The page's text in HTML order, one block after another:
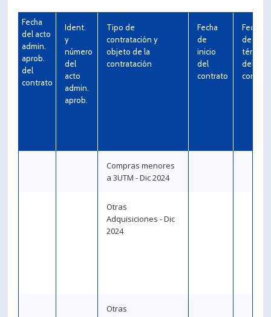
EXTENSIÓN
PUBLICACIONES
BIBLIOTECA
Fecha
del acto
admin.
aprob.
del
contrato
Ident.
y
número
del
acto
admin.
aprob.
Tipo de
contratación y
objeto de la
contratación
Fecha
de
inicio
del
contrato
Fecha
de
término
del
Compras menores
a 3UTM - Dic 2024
Otras
Adquisiciones - Dic
2024
Otras